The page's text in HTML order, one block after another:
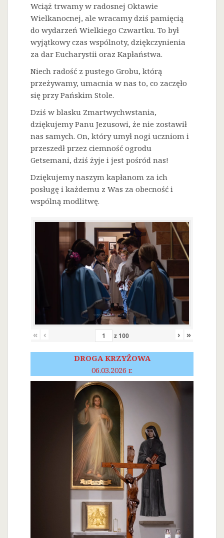
Wciąż trwamy w radosnej Oktawie
Wielkanocnej, ale wracamy dziś pamięcią
do wydarzeń Wielkiego Czwartku. To był
wyjątkowy czas wspólnoty, dziękczynienia
za dar Eucharystii oraz Kapłaństwa.
Niech radość z pustego Grobu, którą
przeżywamy, umacnia w nas to, co zaczęło
się przy Pańskim Stole.
Dziś w blasku Zmartwychwstania,
dziękujemy Panu Jezusowi, że nie zostawił
nas samych. On, który umył nogi uczniom i
przeszedł przez ciemność ogrodu
Getsemani, dziś żyje i jest pośród nas!
Dziękujemy naszym kapłanom za ich
posługę i każdemu z Was za obecność i
wspólną modlitwę.
« ‹ z 100 › »
DROGA KRZYŻOWA
06.03.2026 r.